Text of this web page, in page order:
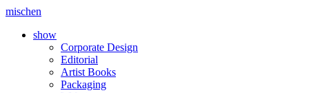
mischen
show
Corporate Design
Editorial
Artist Books
Packaging